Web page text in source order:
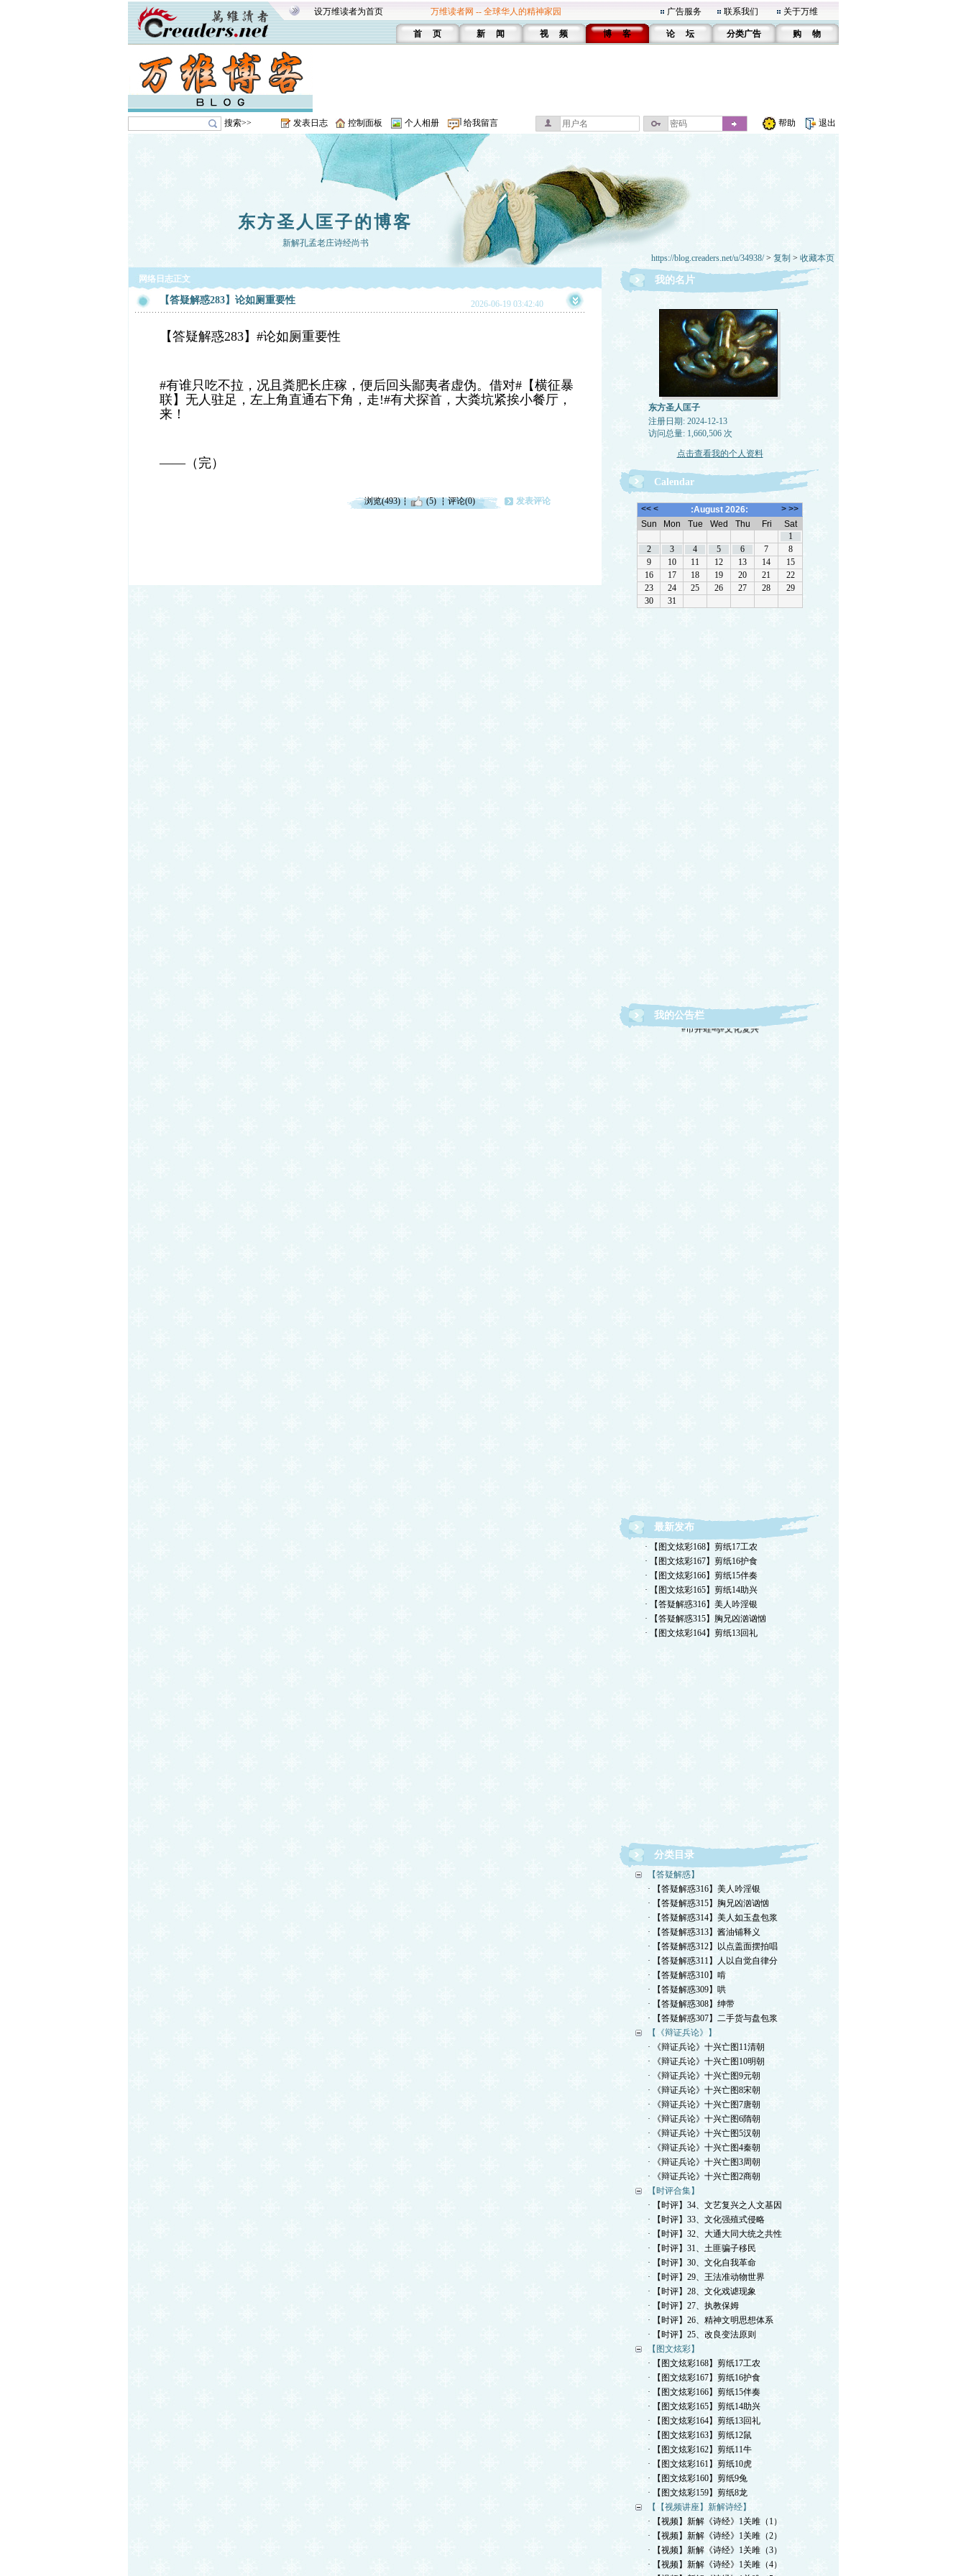
设万维读者为首页 万维读者网 -- 全球华人的精神家园 广告服务 联系我们 关于万维
首 页 新 闻 视 频 博 客 论 坛 分类广告 购 物
搜索>> 发表日志 控制面板 个人相册 给我留言 帮助 退出
东方圣人匡子的博客
新解孔孟老庄诗经尚书
https://blog.creaders.net/u/34938/> 复制 > 收藏本页
网络日志正文
【答疑解惑283】论如厕重要性 2026-06-19 03:42:40
【答疑解惑283】#论如厕重要性
#有谁只吃不拉，况且粪肥长庄稼，便后回头鄙夷者虚伪。借对#【横征暴
联】无人驻足，左上角直通右下角，走!#有犬探首，大粪坑紧挨小餐厅，
来！
——（完）
浏览(493) (5) 评论(0) 发表评论
我的名片
东方圣人匡子
注册日期: 2024-12-13
访问总量: 1,660,506 次
点击查看我的个人资料
Calendar
我的公告栏#市井蛙鸣#文化复兴
最新发布
· 【图文炫彩168】剪纸17工农
· 【图文炫彩167】剪纸16护食
· 【图文炫彩166】剪纸15伴奏
· 【图文炫彩165】剪纸14助兴
· 【答疑解惑316】美人吟淫银
· 【答疑解惑315】胸兄凶汹讻忷
· 【图文炫彩164】剪纸13回礼
分类目录
【答疑解惑】
· 【答疑解惑316】美人吟淫银
· 【答疑解惑315】胸兄凶汹讻忷
· 【答疑解惑314】美人如玉盘包浆
· 【答疑解惑313】酱油铺释义
· 【答疑解惑312】以点盖面摆拍唱
· 【答疑解惑311】人以自觉自律分
· 【答疑解惑310】啃
· 【答疑解惑309】哄
· 【答疑解惑308】绅带
· 【答疑解惑307】二手货与盘包浆
【《辩证兵论》】
· 《辩证兵论》十兴亡图11清朝
· 《辩证兵论》十兴亡图10明朝
· 《辩证兵论》十兴亡图9元朝
· 《辩证兵论》十兴亡图8宋朝
· 《辩证兵论》十兴亡图7唐朝
· 《辩证兵论》十兴亡图6隋朝
· 《辩证兵论》十兴亡图5汉朝
· 《辩证兵论》十兴亡图4秦朝
· 《辩证兵论》十兴亡图3周朝
· 《辩证兵论》十兴亡图2商朝
【时评合集】
· 【时评】34、文艺复兴之人文基因
· 【时评】33、文化强殖式侵略
· 【时评】32、大通大同大统之共性
· 【时评】31、土匪骗子移民
· 【时评】30、文化自我革命
· 【时评】29、王法准动物世界
· 【时评】28、文化戏谑现象
· 【时评】27、执教保姆
· 【时评】26、精神文明思想体系
· 【时评】25、改良变法原则
【图文炫彩】
· 【图文炫彩168】剪纸17工农
· 【图文炫彩167】剪纸16护食
· 【图文炫彩166】剪纸15伴奏
· 【图文炫彩165】剪纸14助兴
· 【图文炫彩164】剪纸13回礼
· 【图文炫彩163】剪纸12鼠
· 【图文炫彩162】剪纸11牛
· 【图文炫彩161】剪纸10虎
· 【图文炫彩160】剪纸9兔
· 【图文炫彩159】剪纸8龙
【【视频讲座】新解诗经】
· 【视频】新解《诗经》1关雎（1）
· 【视频】新解《诗经》1关雎（2）
· 【视频】新解《诗经》1关雎（3）
· 【视频】新解《诗经》1关雎（4）